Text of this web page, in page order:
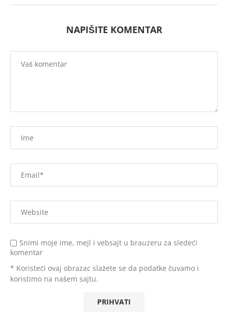
NAPIŠITE KOMENTAR
Snimi moje ime, mejl i vebsajt u brauzeru za sledeći
komentar
* Koristeći ovaj obrazac slažete se da podatke čuvamo i
koristimo na našem sajtu.